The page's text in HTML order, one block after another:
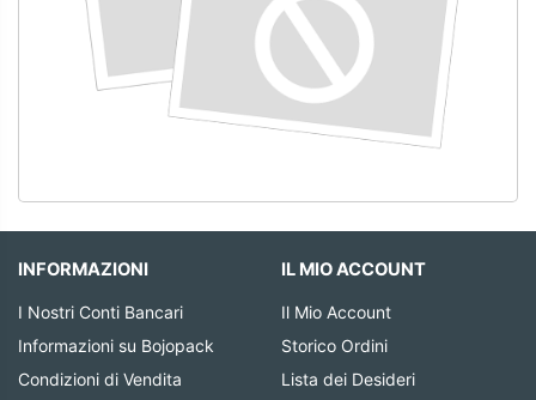
INFORMAZIONI
I Nostri Conti Bancari
Informazioni su Bojopack
Condizioni di Vendita
IL MIO ACCOUNT
Il Mio Account
Storico Ordini
Lista dei Desideri